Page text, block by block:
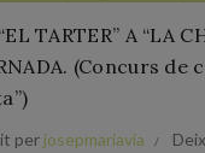
TARTER” A “LA
(Concurs de
per josepmariavia